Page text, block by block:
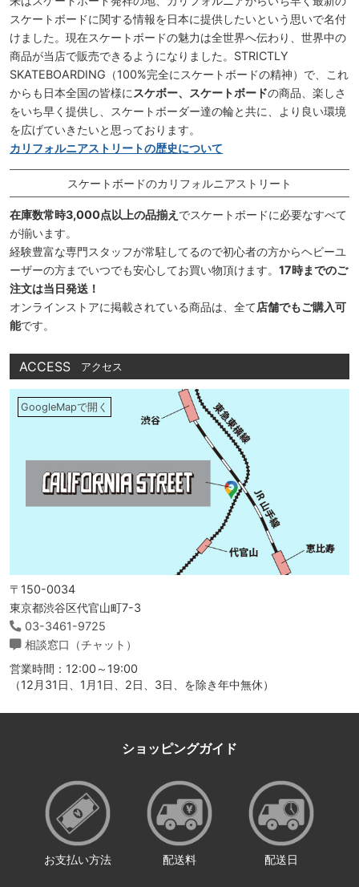
スケートボードに関する情報を日本に提供したいという思いで名付
けました。現在スケートボードの魅力は全世界へ伝わり、世界中の
商品が当店で販売できるようになりました。STRICTLY
SKATEBOARDING（100%完全にスケートボードの精神）で、これ
からも日本全国の皆様に スケボー、スケートボードの商品、楽しさ
をいち早く提供し、スケートボーダー達の輪と共に、より良い環境
を広げていきたいと思っております。
カリフォルニアストリートの歴史について
スケートボードのカリフォルニアストリート
在庫数常時3,000点以上の品揃え でスケートボードに必要なすべて
が揃います。
経験豊富な専門スタッフが常駐してるので初心者の方からヘビーユ
ーザーの方までいつでも安心してお買い物頂けます。 17時までのご
注文は当日発送！
オンラインストアに掲載されている商品は、全て店舗でもご購入可
能です。
ACCESS アクセス
GoogleMapで開く
〒150-0034
東京都渋谷区代官山町7-3
03-3461-9725
相談窓口（チャット）
営業時間：12:00～19:00
（12月31日、1月1日、2日、3日、を除き年中無休）
ショッピングガイド
お支払い方法 配送料 配送日